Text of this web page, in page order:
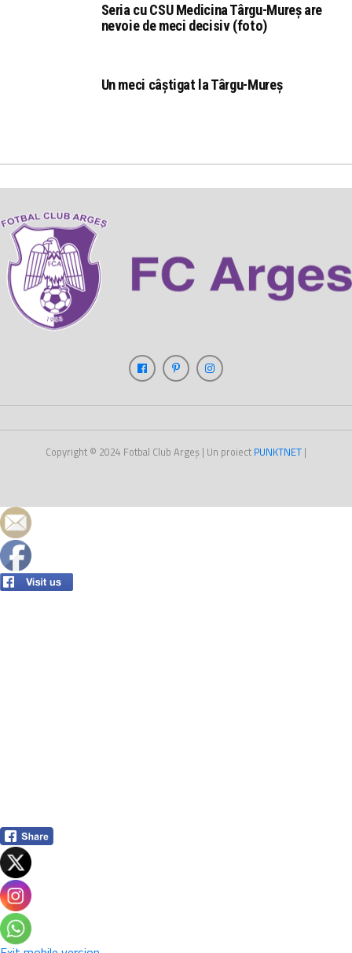
Seria cu CSU Medicina Târgu-Mureș are
nevoie de meci decisiv (foto)
Un meci câștigat la Târgu-Mureș
Copyright © 2024 Fotbal Club Argeș | Un proiect PUNKTNET |